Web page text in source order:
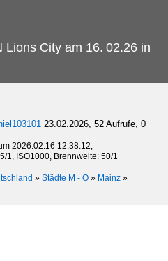
Lions City am 16. 02.26 in
23.02.2026, 52 Aufrufe, 0
2026:02:16 12:38:12,
1, ISO1000, Brennweite: 50/1
» Städte M - O » Mainz »